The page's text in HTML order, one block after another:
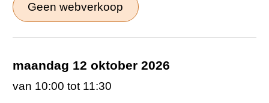
Geen webverkoop
maandag 12 oktober 2026
van 10:00 tot 11:30